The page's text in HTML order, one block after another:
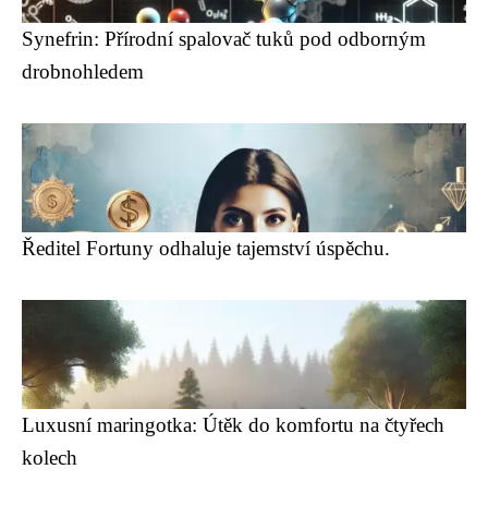
Synefrin: Přírodní spalovač tuků pod odborným
drobnohledem
Ředitel Fortuny odhaluje tajemství úspěchu.
Luxusní maringotka: Útěk do komfortu na čtyřech
kolech